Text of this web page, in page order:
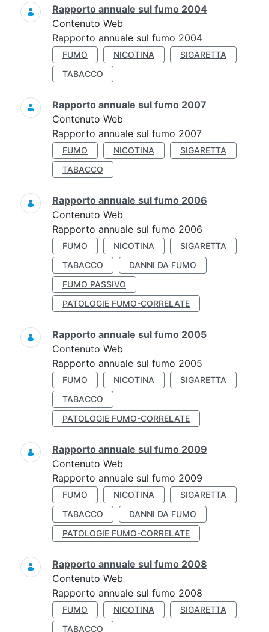
Rapporto annuale sul fumo 2004
Contenuto Web
Rapporto annuale sul fumo 2004
FUMO NICOTINA
SIGARETTA
TABACCO
Rapporto annuale sul fumo 2007
Contenuto Web
Rapporto annuale sul fumo 2007
FUMO NICOTINA
SIGARETTA
TABACCO
Rapporto annuale sul fumo 2006
Contenuto Web
Rapporto annuale sul fumo 2006
FUMO NICOTINA
SIGARETTA
TABACCO
DANNI DA FUMO
FUMO PASSIVO
PATOLOGIE FUMO-CORRELATE
Rapporto annuale sul fumo 2005
Contenuto Web
Rapporto annuale sul fumo 2005
FUMO NICOTINA
SIGARETTA
TABACCO
PATOLOGIE FUMO-CORRELATE
Rapporto annuale sul fumo 2009
Contenuto Web
Rapporto annuale sul fumo 2009
FUMO NICOTINA
SIGARETTA
TABACCO
DANNI DA FUMO
PATOLOGIE FUMO-CORRELATE
Rapporto annuale sul fumo 2008
Contenuto Web
Rapporto annuale sul fumo 2008
FUMO NICOTINA
SIGARETTA
TABACCO